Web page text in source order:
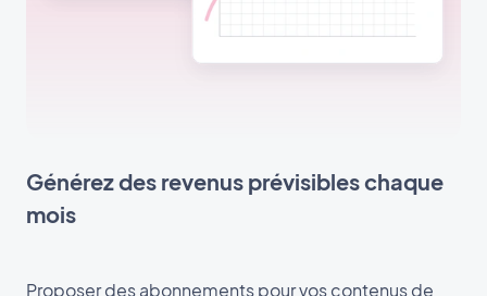
Générez des revenus prévisibles chaque
mois
Proposer des abonnements pour vos contenus de